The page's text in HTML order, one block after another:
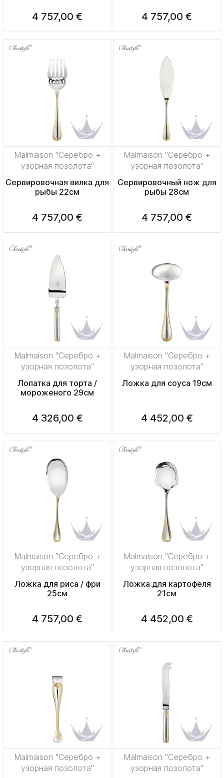
4 757,00 € 4 757,00 €
Malmaison "Серебро +
узорная позолота"
Сервировочная вилка для
рыбы 22см
4 757,00 €
Malmaison "Серебро +
узорная позолота"
Сервировочный нож для
рыбы 28см
4 757,00 €
Malmaison "Серебро +
узорная позолота"
Лопатка для торта /
мороженого 29см
4 326,00 €
Malmaison "Серебро +
узорная позолота"
Ложка для соуса 19см
4 452,00 €
Malmaison "Серебро +
узорная позолота"
Ложка для риса / фри
25см
4 757,00 €
Malmaison "Серебро +
узорная позолота"
Ложка для картофеля
21см
4 452,00 €
Malmaison "Серебро +
узорная позолота"
Malmaison "Серебро +
узорная позолота"